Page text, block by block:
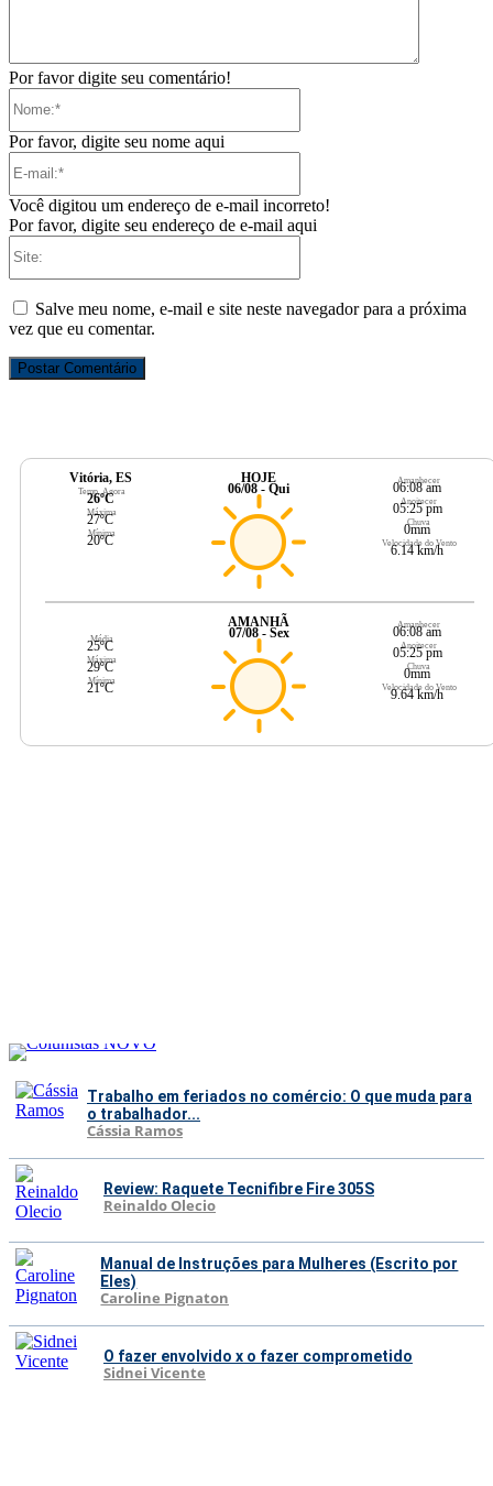
Por favor digite seu comentário!
Por favor, digite seu nome aqui
Você digitou um endereço de e-mail incorreto!
Por favor, digite seu endereço de e-mail aqui
Salve meu nome, e-mail e site neste navegador para a próxima
vez que eu comentar.
Vitória, ES
Temp. Agora
26ºC
Máxima
27ºC
Mínima
20ºC
HOJE
06/08 - Qui
Amanhecer
06:08 am
Anoitecer
05:25 pm
Chuva
0mm
Velocidade do Vento
6.14 km/h
Média
25ºC
Máxima
29ºC
Mínima
21ºC
AMANHÃ
07/08 - Sex
Amanhecer
06:08 am
Anoitecer
05:25 pm
Chuva
0mm
Velocidade do Vento
9.64 km/h
Trabalho em feriados no comércio: O que muda para
o trabalhador...
Cássia Ramos
Review: Raquete Tecnifibre Fire 305S
Reinaldo Olecio
Manual de Instruções para Mulheres (Escrito por
Eles)
Caroline Pignaton
O fazer envolvido x o fazer comprometido
Sidnei Vicente